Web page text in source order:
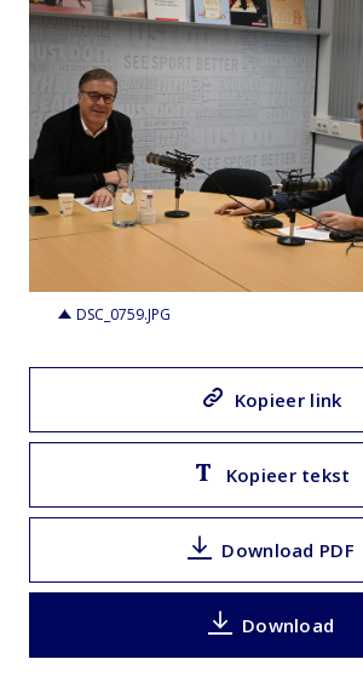
DSC_0759.JPG
Kopieer link
Kopieer tekst
Download PDF
Download